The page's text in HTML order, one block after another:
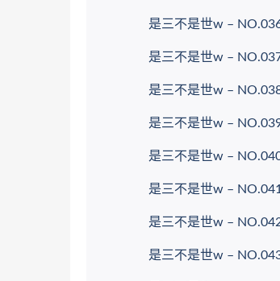
是三不是世w – NO.036
是三不是世w – NO.037
是三不是世w – NO.038
是三不是世w – NO.039
是三不是世w – NO.040
是三不是世w – NO.041
是三不是世w – NO.042
是三不是世w – NO.043